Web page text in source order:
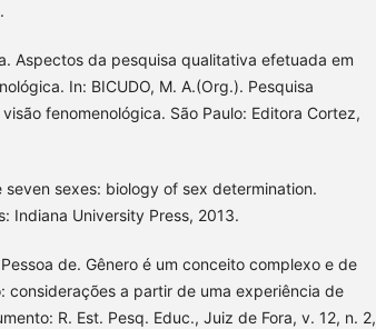
Aspectos da pesquisa qualitativa efetuada em
In: BICUDO, M. A.(Org.). Pesquisa
fenomenológica. São Paulo: Editora Cortez,
seven sexes: biology of sex determination.
Indiana University Press, 2013.
Pessoa de. Gênero é um conceito complexo e de
considerações a partir de uma experiência de
R. Est. Pesq. Educ., Juiz de Fora, v. 12, n. 2,